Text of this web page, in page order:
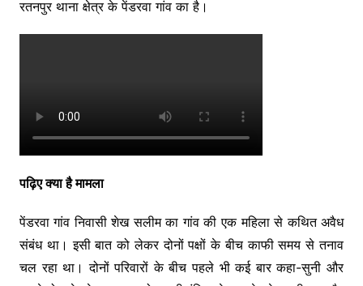
रतनपुर थाना क्षेत्र के पेंडरवा गांव का है।
पढ़िए क्या है मामला
पेंडरवा गांव निवासी शेख सलीम का गांव की एक महिला से कथित अवैध
संबंध था। इसी बात को लेकर दोनों पक्षों के बीच काफी समय से तनाव
चल रहा था। दोनों परिवारों के बीच पहले भी कई बार कहा-सुनी और